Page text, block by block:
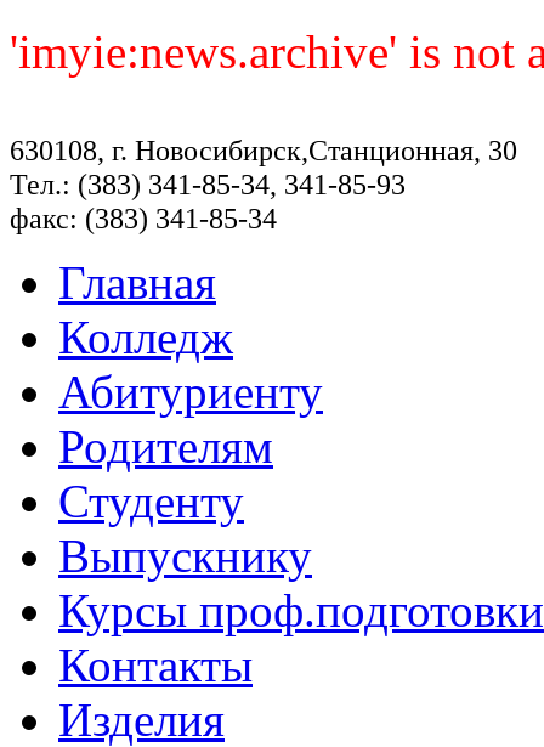
'imyie:news.archive' is not
630108, г. Новосибирск,Станционная, 30
Тел.: (383) 341-85-34, 341-85-93
факс: (383) 341-85-34
Главная
Колледж
Абитуриенту
Родителям
Студенту
Выпускнику
Курсы проф.подготовки
Контакты
Изделия